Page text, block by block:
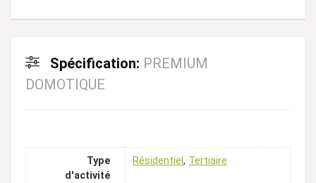
Spécification: PREMIUM
DOMOTIQUE
Type
d'activité
Résidentiel, Tertiaire